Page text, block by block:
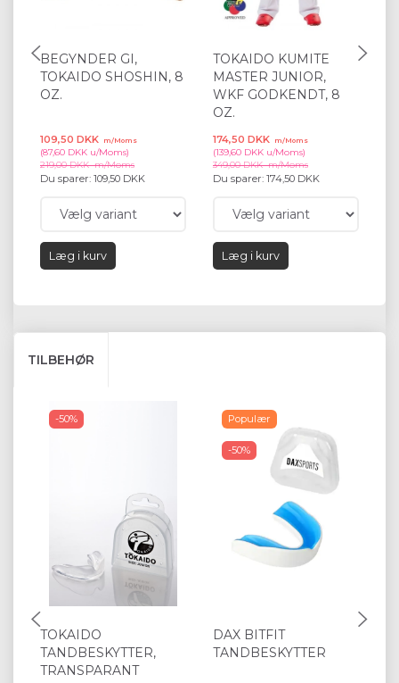
BEGYNDER GI,
TOKAIDO SHOSHIN, 8
OZ.
109,50 DKK m/Moms
(87,60 DKK u/Moms)
219,00 DKKm/Moms
Du sparer: 109,50 DKK
Læg i kurv
TOKAIDO KUMITE
MASTER JUNIOR,
WKF GODKENDT, 8
OZ.
174,50 DKK m/Moms
(139,60 DKK u/Moms)
349,00 DKKm/Moms
Du sparer: 174,50 DKK
Læg i kurv
TILBEHØR
-50%
TOKAIDO
TANDBESKYTTER,
TRANSPARANT
Populær
-50%
DAX BITFIT
TANDBESKYTTER